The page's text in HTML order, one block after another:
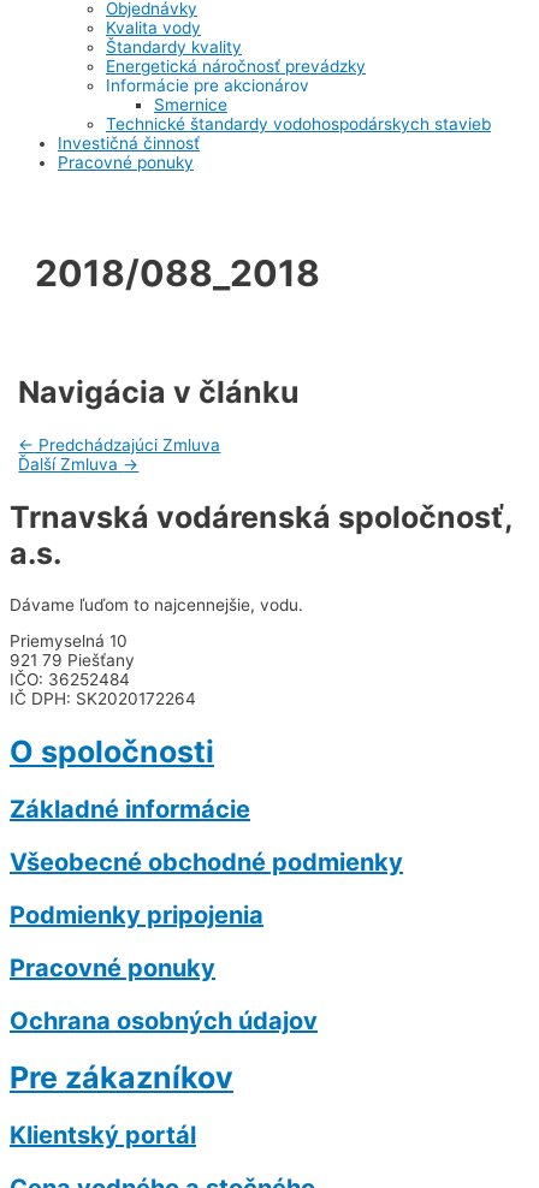
Objednávky
Kvalita vody
Štandardy kvality
Energetická náročnosť prevádzky
Informácie pre akcionárov
Smernice
Technické štandardy vodohospodárskych stavieb
Investičná činnosť
Pracovné ponuky
2018/088_2018
Navigácia v článku
← Predchádzajúci Zmluva
Ďalší Zmluva →
Trnavská vodárenská spoločnosť,
a.s.
Dávame ľuďom to najcennejšie, vodu.
Priemyselná 10
921 79 Piešťany
IČO: 36252484
IČ DPH: SK2020172264
O spoločnosti
Základné informácie
Všeobecné obchodné podmienky
Podmienky pripojenia
Pracovné ponuky
Ochrana osobných údajov
Pre zákazníkov
Klientský portál